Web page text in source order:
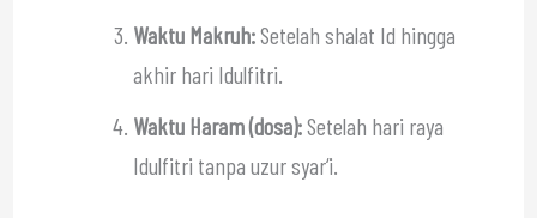
Waktu Makruh:Setelah shalat Id hingga
akhir hari Idulfitri.
Waktu Haram (dosa):Setelah hari raya
Idulfitri tanpa uzur syar‘i.